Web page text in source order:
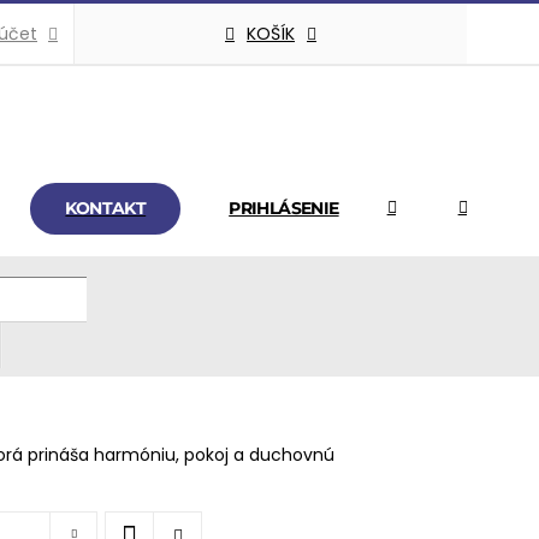
KOŠÍK
KONTAKT PRIHLÁSENIE
prináša harmóniu, pokoj a duchovnú